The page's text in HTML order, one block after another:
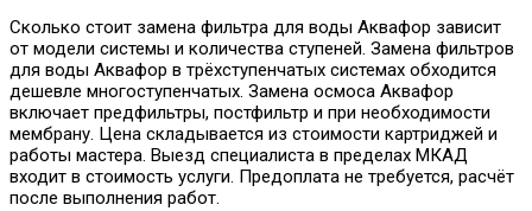
Сколько стоит замена фильтра для воды Аквафор зависит
от модели системы и количества ступеней. Замена фильтров
для воды Аквафор в трёхступенчатых системах обходится
дешевле многоступенчатых. Замена осмоса Аквафор
включает предфильтры, постфильтр и при необходимости
мембрану. Цена складывается из стоимости картриджей и
работы мастера. Выезд специалиста в пределах МКАД
входит в стоимость услуги. Предоплата не требуется, расчёт
после выполнения работ.